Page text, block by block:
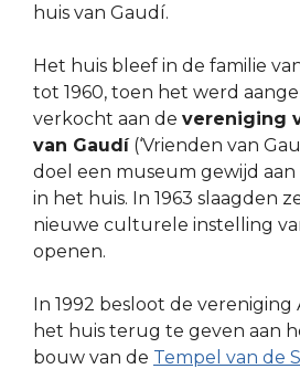
huis van Gaudí.
Het huis bleef in de familie
tot 1960, toen het werd
verkocht aan de vereniging
van Gaudí(‘Vrienden van
doel een museum gewijd
in het huis. In 1963 slaagden
nieuwe culturele instelling
openen.
In 1992 besloot de vereniging
het huis terug te geven aan
bouw van de Tempel van de